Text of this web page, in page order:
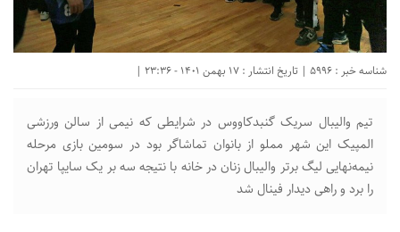
شناسه خبر : 5996 | تاریخ انتشار : 17 بهمن 1401 - 23:36 |
تیم والیبال سریک گنبدکاووس در شرایطی که نیمی از سالن ورزشی
المپیک این شهر مملو از بانوان تماشاگر بود در سومین بازی مرحله
نیمه‌نهایی لیگ برتر والیبال زنان در خانه با نتیجه سه بر یک سایپا تهران
را برد و راهی دیدار فینال شد